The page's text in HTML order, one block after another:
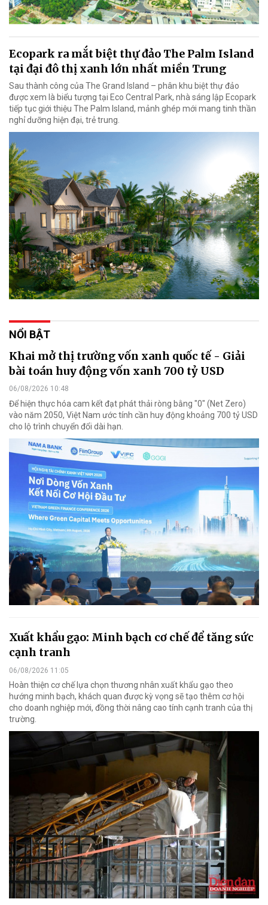
Ecopark ra mắt biệt thự đảo The Palm Island
tại đại đô thị xanh lớn nhất miền Trung
Sau thành công của The Grand Island – phân khu biệt thự đảo
được xem là biểu tượng tại Eco Central Park, nhà sáng lập Ecopark
tiếp tục giới thiệu The Palm Island, mảnh ghép mới mang tinh thần
nghỉ dưỡng hiện đại, trẻ trung.
NỔI BẬT
Khai mở thị trường vốn xanh quốc tế - Giải
bài toán huy động vốn xanh 700 tỷ USD
06/08/2026 10:48
Để hiện thực hóa cam kết đạt phát thải ròng bằng "0" (Net Zero)
vào năm 2050, Việt Nam ước tính cần huy động khoảng 700 tỷ USD
cho lộ trình chuyển đổi dài hạn.
Xuất khẩu gạo: Minh bạch cơ chế để tăng sức
cạnh tranh
06/08/2026 11:05
Hoàn thiện cơ chế lựa chọn thương nhân xuất khẩu gạo theo
hướng minh bạch, khách quan được kỳ vọng sẽ tạo thêm cơ hội
cho doanh nghiệp mới, đồng thời nâng cao tính cạnh tranh của thị
trường.